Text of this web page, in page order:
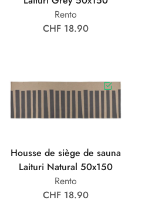
Rento
CHF 18.90
Housse de siège de sauna
Laituri Natural 50x150
Rento
CHF 18.90